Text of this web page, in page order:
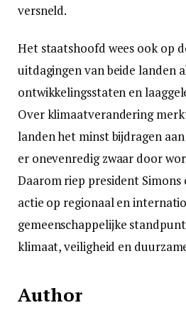
versneld.
Het staatshoofd wees ook op
uitdagingen van beide landen
ontwikkelingsstaten en
Over klimaatverandering
landen het minst bijdragen
er onevenredig zwaar door
Daarom riep president
actie op regionaal en
gemeenschappelijke
klimaat, veiligheid en
Author